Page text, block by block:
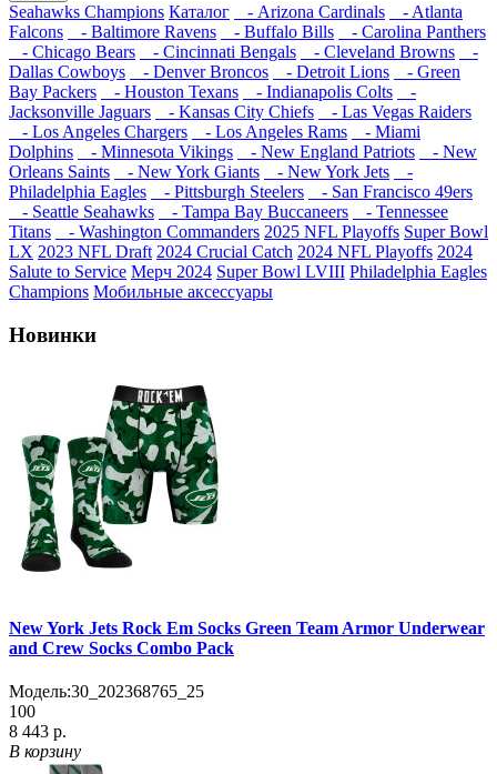
Seahawks Champions Каталог - Arizona Cardinals
- Atlanta
Falcons
- Baltimore Ravens - Buffalo Bills
- Carolina Panthers
- Chicago Bears
- Cincinnati Bengals - Cleveland Browns
-
Dallas Cowboys
- Denver Broncos - Detroit Lions
- Green
Bay Packers
- Houston Texans - Indianapolis Colts
-
Jacksonville Jaguars
- Kansas City Chiefs
- Las Vegas Raiders
- Los Angeles Chargers
- Los Angeles Rams
- Miami
Dolphins
- Minnesota Vikings - New England Patriots
- New
Orleans Saints
- New York Giants - New York Jets
-
Philadelphia Eagles
- Pittsburgh Steelers
- San Francisco 49ers
- Seattle Seahawks
- Tampa Bay Buccaneers
- Tennessee
Titans
- Washington Commanders 2025 NFL Playoffs Super Bowl
LX 2023 NFL Draft 2024 Crucial Catch 2024 NFL Playoffs 2024
Salute to Service Мерч 2024 Super Bowl LVIII Philadelphia Eagles
Champions Мобильные аксессуары
Новинки
New York Jets Rock Em Socks Green Team Armor Underwear
and Crew Socks Combo Pack
Модель:30_202368765_25
100
8 443 р.
В корзину